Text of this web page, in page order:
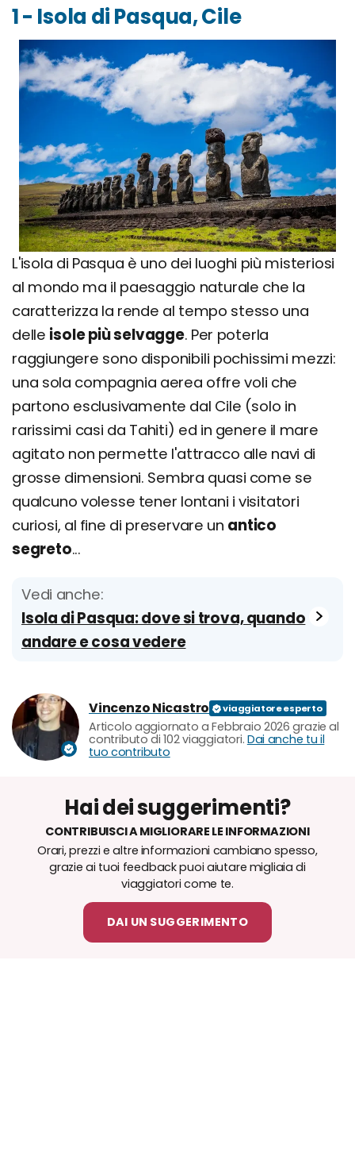
1 - Isola di Pasqua, Cile
L'isola di Pasqua è uno dei luoghi più misteriosi
al mondo ma il paesaggio naturale che la
caratterizza la rende al tempo stesso una
delle isole più selvagge. Per poterla
raggiungere sono disponibili pochissimi mezzi:
una sola compagnia aerea offre voli che
partono esclusivamente dal Cile (solo in
rarissimi casi da Tahiti) ed in genere il mare
agitato non permette l'attracco alle navi di
grosse dimensioni. Sembra quasi come se
qualcuno volesse tener lontani i visitatori
curiosi, al fine di preservare un antico
segreto...
Vedi anche:
Isola di Pasqua: dove si trova, quando
andare e cosa vedere
Vincenzo Nicastro
Articolo aggiornato a Febbraio 2026 grazie al
contributo di 102 viaggiatori. Dai anche tu il
tuo contributo
Hai dei suggerimenti?
CONTRIBUISCI A MIGLIORARE LE INFORMAZIONI
Orari, prezzi e altre informazioni cambiano spesso,
grazie ai tuoi feedback puoi aiutare migliaia di
viaggiatori come te.
DAI UN SUGGERIMENTO